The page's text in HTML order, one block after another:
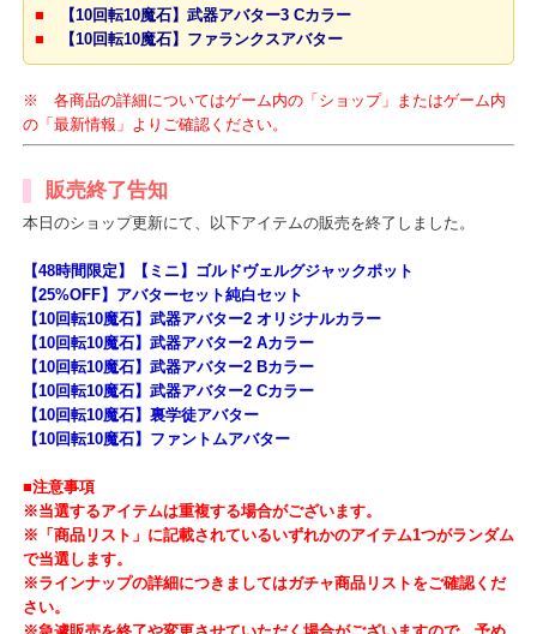
■
【10回転10魔石】武器アバター3 Aカラー
■
【10回転10魔石】武器アバター3 Bカラー
■【10回転10魔石】武器アバター3 Cカラー
■【10回転10魔石】ファランクスアバター
の「最新情報」よりご確認ください。
本日のショップ更新にて、以下アイテムの販売を終了しました。
【48時間限定】【ミニ】ゴルドヴェルグジャックポット
【25%OFF】アバターセット純白セット
【10回転10魔石】武器アバター2 オリジナルカラー
【10回転10魔石】武器アバター2 Aカラー
【10回転10魔石】武器アバター2 Bカラー
【10回転10魔石】裏学徒アバター
【10回転10魔石】ファントムアバター
■注意事項
※当選するアイテムは重複する場合がございます。
※「商品リスト」に記載されているいずれかのアイテム1つがランダ